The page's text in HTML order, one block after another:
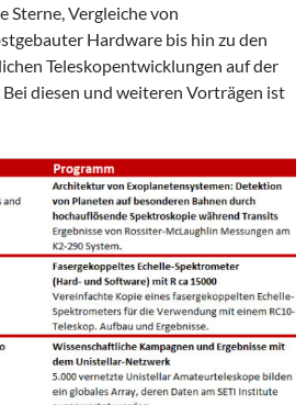
Sterne, Vergleiche von
Hardware bis hin zu den
Teleskopentwicklungen auf der
diesen und weiteren Vorträgen ist